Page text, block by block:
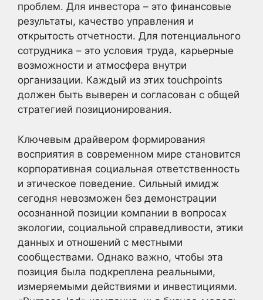
проблем. Для инвестора – это финансовые
результаты, качество управления и
открытость отчетности. Для потенциального
сотрудника – это условия труда, карьерные
возможности и атмосфера внутри
организации. Каждый из этих touchpoints
должен быть выверен и согласован с общей
стратегией позиционирования.
Ключевым драйвером формирования
восприятия в современном мире становится
корпоративная социальная ответственность
и этическое поведение. Сильный имидж
сегодня невозможен без демонстрации
осознанной позиции компании в вопросах
экологии, социальной справедливости, этики
данных и отношений с местными
сообществами. Однако важно, чтобы эта
позиция была подкреплена реальными,
измеряемыми действиями и инвестициями.